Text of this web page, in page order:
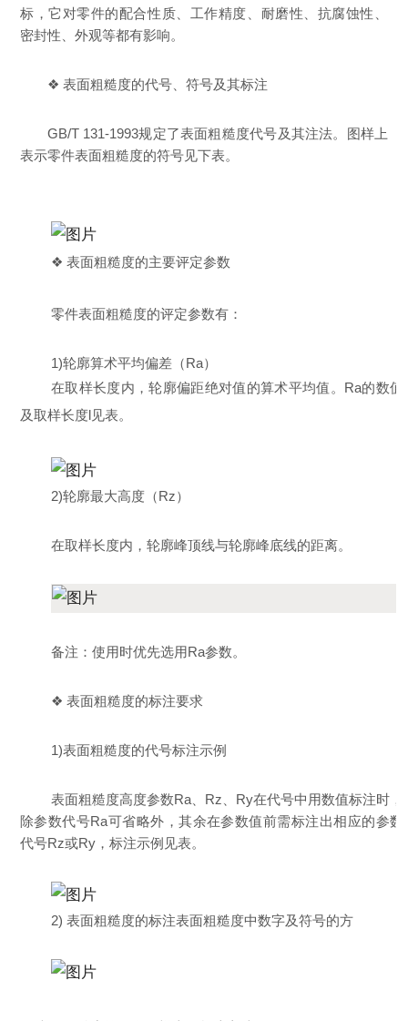
标，它对零件的配合性质、工作精度、耐磨性、抗腐蚀性、
密封性、外观等都有影响。
❖ 表面粗糙度的代号、符号及其标注
GB/T 131-1993规定了表面粗糙度代号及其注法。图样上
表示零件表面粗糙度的符号见下表。
❖ 表面粗糙度的主要评定参数
零件表面粗糙度的评定参数有：
1)轮廓算术平均偏差（Ra）
在取样长度内，轮廓偏距绝对值的算术平均值。Ra的数值
及取样长度l见表。
2)轮廓最大高度（Rz）
在取样长度内，轮廓峰顶线与轮廓峰底线的距离。
备注：使用时优先选用Ra参数。
❖ 表面粗糙度的标注要求
1)表面粗糙度的代号标注示例
表面粗糙度高度参数Ra、Rz、Ry在代号中用数值标注时，
除参数代号Ra可省略外，其余在参数值前需标注出相应的参数
代号Rz或Ry，标注示例见表。
2) 表面粗糙度的标注表面粗糙度中数字及符号的方